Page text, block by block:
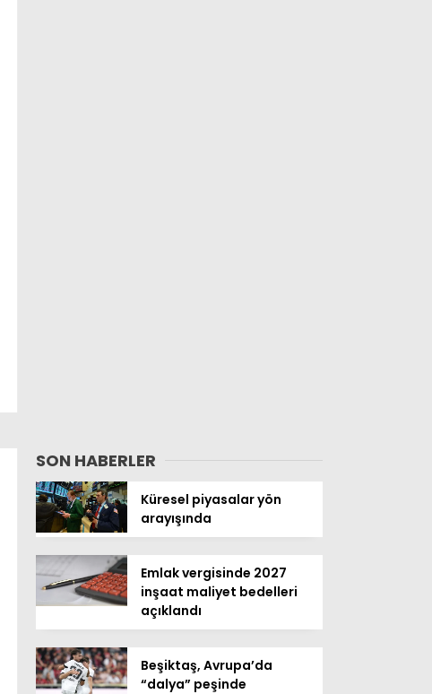
SON HABERLER
Küresel piyasalar yön
arayışında
Emlak vergisinde 2027
inşaat maliyet bedelleri
açıklandı
Beşiktaş, Avrupa’da
“dalya” peşinde